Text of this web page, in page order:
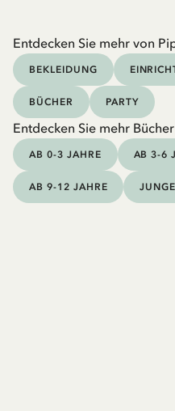
Entdecken Sie mehr von
BEKLEIDUNG
BÜCHER PARTY
Entdecken Sie mehr Bücher
AB 0-3 JAHRE AB 3-6
AB 9-12 JAHRE